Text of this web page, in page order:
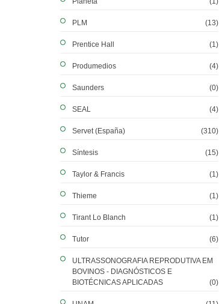
PLM (13)
Prentice Hall (1)
Produmedios (4)
Saunders (0)
SEAL (4)
Servet (España) (310)
Síntesis (15)
Taylor & Francis (1)
Thieme (1)
Tirant Lo Blanch (1)
Tutor (6)
ULTRASSONOGRAFIA REPRODUTIVA EM
BOVINOS - DIAGNÓSTICOS E
BIOTÉCNICAS APLICADAS
(0)